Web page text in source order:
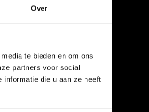
Over
te bieden en om ons
partners voor social
informatie die u aan ze heeft